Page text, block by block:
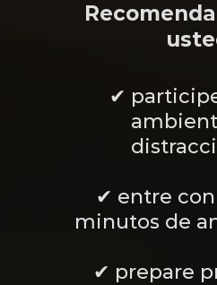
✔
✔ entre
minutos de
✔ prepare